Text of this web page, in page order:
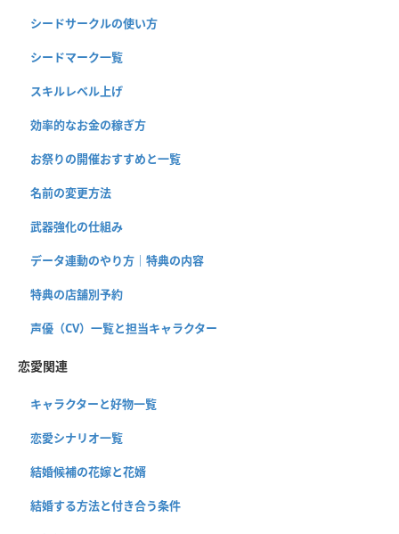
シードサークルの使い方
シードマーク一覧
スキルレベル上げ
効率的なお金の稼ぎ方
お祭りの開催おすすめと一覧
名前の変更方法
武器強化の仕組み
データ連動のやり方｜特典の内容
特典の店舗別予約
声優（CV）一覧と担当キャラクター
恋愛関連
キャラクターと好物一覧
恋愛シナリオ一覧
結婚候補の花嫁と花婿
結婚する方法と付き合う条件